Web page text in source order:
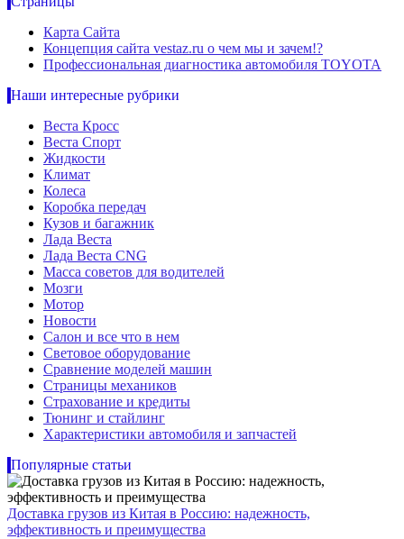
Карта Сайта
Концепция сайта vestaz.ru о чем мы и зачем!?
Профессиональная диагностика автомобиля TOYOTA
Наши интересные рубрики
Веста Кросс
Веста Спорт
Жидкости
Климат
Колеса
Коробка передач
Кузов и багажник
Лада Веста
Лада Веста CNG
Масса советов для водителей
Мозги
Мотор
Новости
Салон и все что в нем
Световое оборудование
Сравнение моделей машин
Страницы механиков
Страхование и кредиты
Тюнинг и стайлинг
Характеристики автомобиля и запчастей
Популярные статьи
Доставка грузов из Китая в Россию: надежность,
эффективность и преимущества